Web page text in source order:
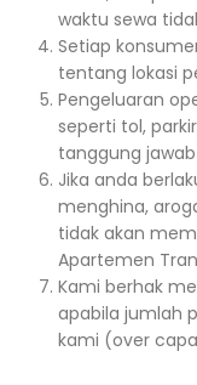
waktu sewa
Setiap
tentang lokasi
Pengeluaran
seperti tol,
tanggung
Jika anda
menghina,
tidak akan
Apartemen
Kami berhak
apabila jumlah
kami (over